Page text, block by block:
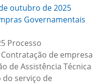
outubro de 2025
Governamentais
Processo
de empresa
de Assistência Técnica
do serviço de